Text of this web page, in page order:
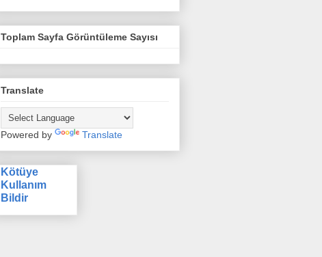
Toplam Sayfa Görüntüleme Sayısı
Translate
Powered by Translate
Kötüye
Kullanım
Bildir